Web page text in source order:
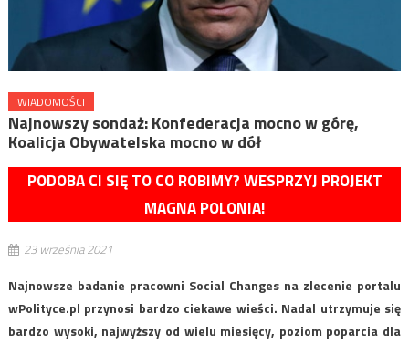
WIADOMOŚCI
Najnowszy sondaż: Konfederacja mocno w górę,
Koalicja Obywatelska mocno w dół
PODOBA CI SIĘ TO CO ROBIMY? WESPRZYJ PROJEKT
MAGNA POLONIA!
23 września 2021
Najnowsze badanie pracowni Social Changes na zlecenie portalu
wPolityce.pl przynosi bardzo ciekawe wieści. Nadal utrzymuje się
bardzo wysoki, najwyższy od wielu miesięcy, poziom poparcia dla